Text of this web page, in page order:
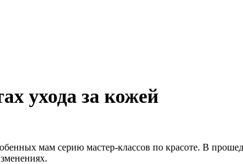
ухода за кожей
мам серию мастер-классов по красоте. В